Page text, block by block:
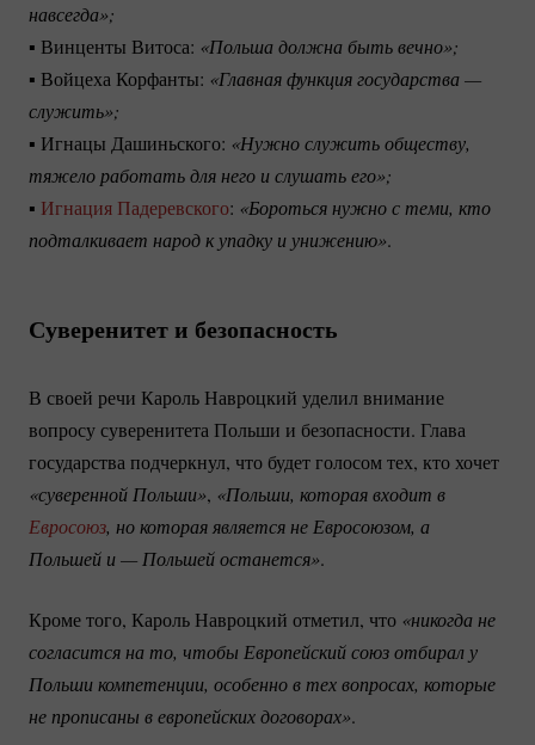
навсегда»;
▪ Винценты Витоса: «Польша должна быть вечно»;
▪ Войцеха Корфанты: «Главная функция государства —
служить»;
▪ Игнацы Дашиньского: «Нужно служить обществу,
тяжело работать для него и слушать его»;
▪ Игнация Падеревского: «Бороться нужно с теми, кто
подталкивает народ к упадку и унижению».
Суверенитет и безопасность
В своей речи Кароль Навроцкий уделил внимание
вопросу суверенитета Польши и безопасности. Глава
государства подчеркнул, что будет голосом тех, кто хочет
«суверенной Польши»,
Евросоюз, но которая является не Евросоюзом, а
Польшей и — Польшей останется».
Кроме того, Кароль Навроцкий отметил, что «никогда не
согласится на то, чтобы Европейский союз отбирал у
Польши компетенции, особенно в тех вопросах, которые
не прописаны в европейских договорах».